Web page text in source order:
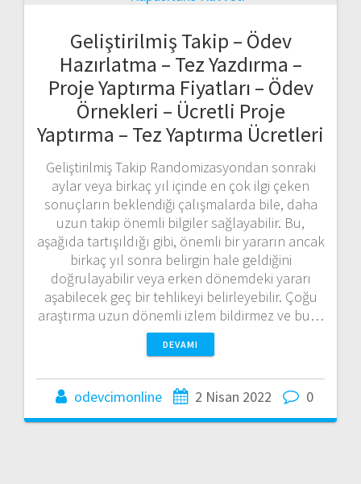
Geliştirilmiş Takip – Ödev
Hazırlatma – Tez Yazdırma –
Proje Yaptırma Fiyatları – Ödev
Örnekleri – Ücretli Proje
Yaptırma – Tez Yaptırma Ücretleri
Geliştirilmiş Takip Randomizasyondan sonraki
aylar veya birkaç yıl içinde en çok ilgi çeken
sonuçların beklendiği çalışmalarda bile, daha
uzun takip önemli bilgiler sağlayabilir. Bu,
aşağıda tartışıldığı gibi, önemli bir yararın ancak
birkaç yıl sonra belirgin hale geldiğini
doğrulayabilir veya erken dönemdeki yararı
aşabilecek geç bir tehlikeyi belirleyebilir. Çoğu
araştırma uzun dönemli izlem bildirmez ve bu…
DEVAMI
odevcimonline 2 Nisan 2022 0